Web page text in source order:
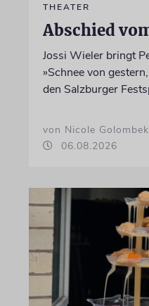
THEATER
Abschied
Jossi Wieler bringt
»Schnee von
den Salzburger
von Nicole Golombek
06.08.2026